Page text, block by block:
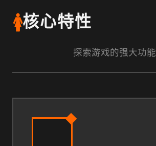
🚺核心特性
探索游戏的强大功能